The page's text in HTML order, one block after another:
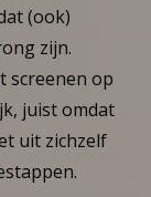
(ook)
zijn.
screenen op
juist omdat
uit zichzelf